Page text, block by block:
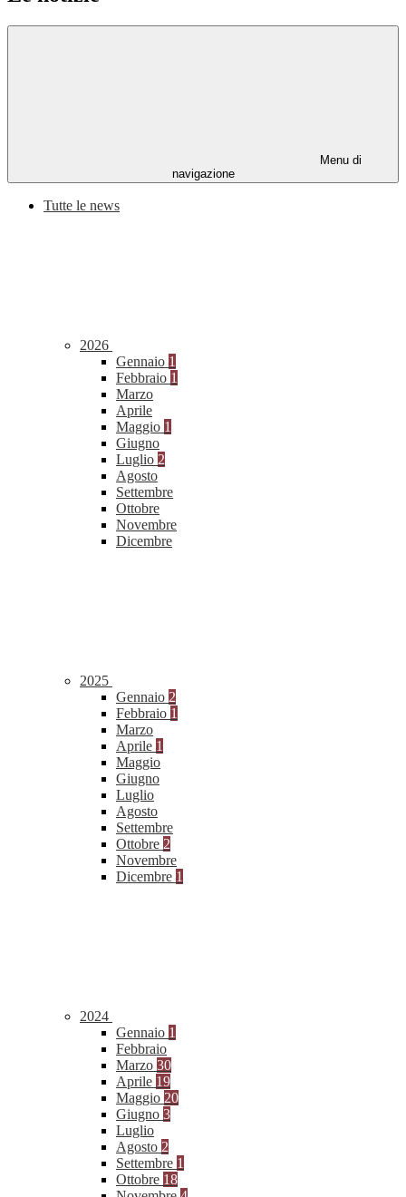
Menu di
navigazione
Tutte le news
2026
Gennaio 1
Febbraio 1
Marzo
Aprile
Maggio 1
Giugno
Luglio 2
Agosto
Settembre
Ottobre
Novembre
Dicembre
2025
Gennaio 2
Febbraio 1
Marzo
Aprile 1
Maggio
Giugno
Luglio
Agosto
Settembre
Ottobre 2
Novembre
Dicembre 1
2024
Gennaio 1
Febbraio
Marzo 30
Aprile 19
Maggio 20
Giugno 3
Luglio
Agosto 2
Settembre 1
Ottobre 18